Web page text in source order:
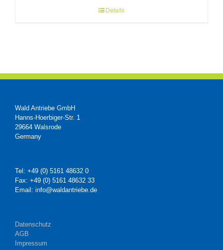
Details
Wald Antriebe GmbH
Hanns-Hoerbiger-Str. 1
29664 Walsrode
Germany
Tel: +49 (0) 5161 48632 0
Fax: +49 (0) 5161 48632 33
Email: info@waldantriebe.de
Datenschutz
AGB
Impressum